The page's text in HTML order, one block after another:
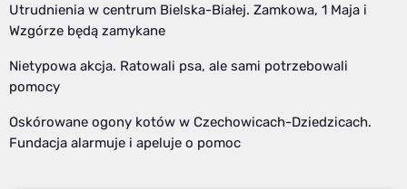
Utrudnienia w centrum Bielska-Białej. Zamkowa, 1 Maja i
Wzgórze będą zamykane
Nietypowa akcja. Ratowali psa, ale sami potrzebowali
pomocy
Oskórowane ogony kotów w Czechowicach-Dziedzicach.
Fundacja alarmuje i apeluje o pomoc